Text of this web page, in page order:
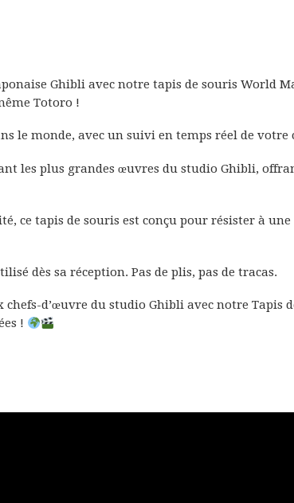
Ghibli avec notre tapis de souris World
Totoro !
le monde, avec un suivi en temps réel de votre
les plus grandes œuvres du studio Ghibli,
ce tapis de souris est conçu pour résister à
dès sa réception. Pas de plis, pas de tracas.
d’œuvre du studio Ghibli avec notre Tapis
!